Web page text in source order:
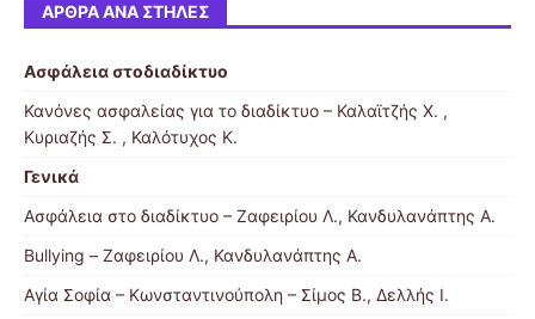
ΆΡΘΡΑ ΑΝΆ ΣΤΉΛΕΣ
Ασφάλεια στοδιαδίκτυο
Κανόνες ασφαλείας για το διαδίκτυο – Καλαϊτζής Χ. ,
Κυριαζής Σ. , Καλότυχος Κ.
Γενικά
Ασφάλεια στο διαδίκτυο – Ζαφειρίου Λ., Κανδυλανάπτης Α.
Bullying – Ζαφειρίου Λ., Κανδυλανάπτης Α.
Αγία Σοφία – Κωνσταντινούπολη – Σίμος Β., Δελλής Ι.